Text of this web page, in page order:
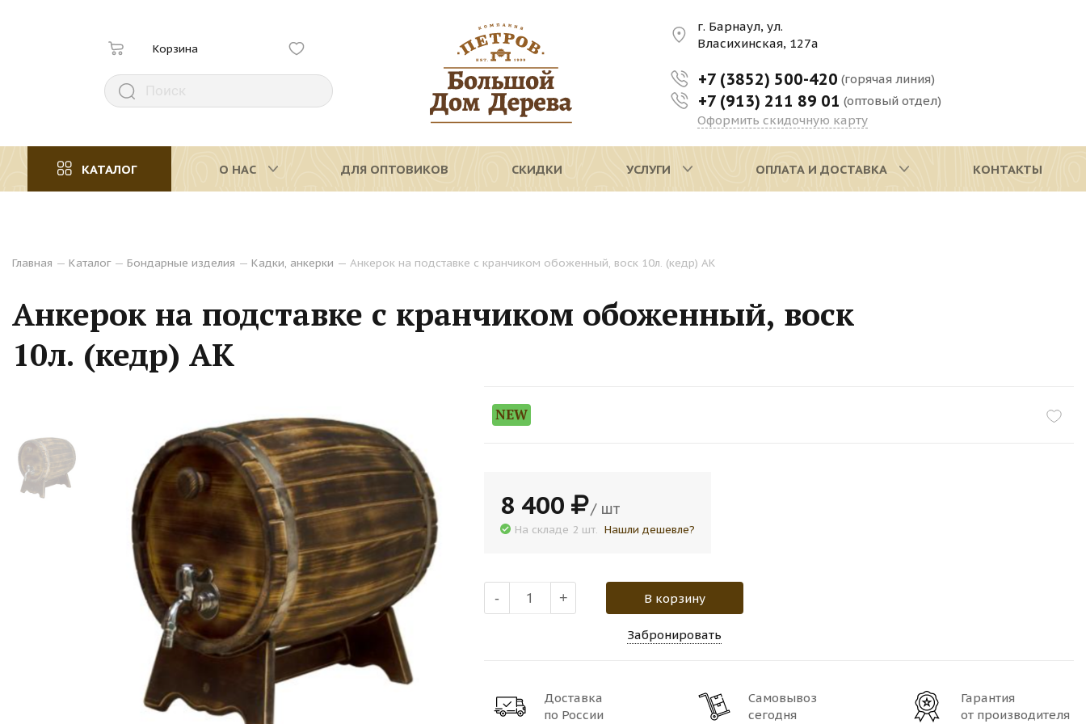
Корзина
г. Барнаул, ул.
Власихинская, 127а
+7 (3852) 500-420 (горячая линия)
+7 (913) 211 89 01 (оптовый отдел)
Оформить скидочную карту
КАТАЛОГ О НАС ДЛЯ ОПТОВИКОВ СКИДКИ УСЛУГИ ОПЛАТА И ДОСТАВКА КОНТАКТЫ
Главная — Каталог — Бондарные изделия — Кадки, анкерки — Анкерок на подставке с кранчиком обоженный, воск 10л. (кедр) АК
Анкерок на подставке с кранчиком обоженный, воск
10л. (кедр) АК
NEW
8 400 / шт
На складе 2 шт. Нашли дешевле?
- + В корзину
Забронировать
Доставка
по России
Самовывоз
сегодня
Гарантия
от производителя